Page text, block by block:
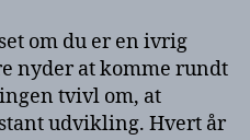
om du er en ivrig
nyder at komme rundt
tvivl om, at
udvikling. Hvert år